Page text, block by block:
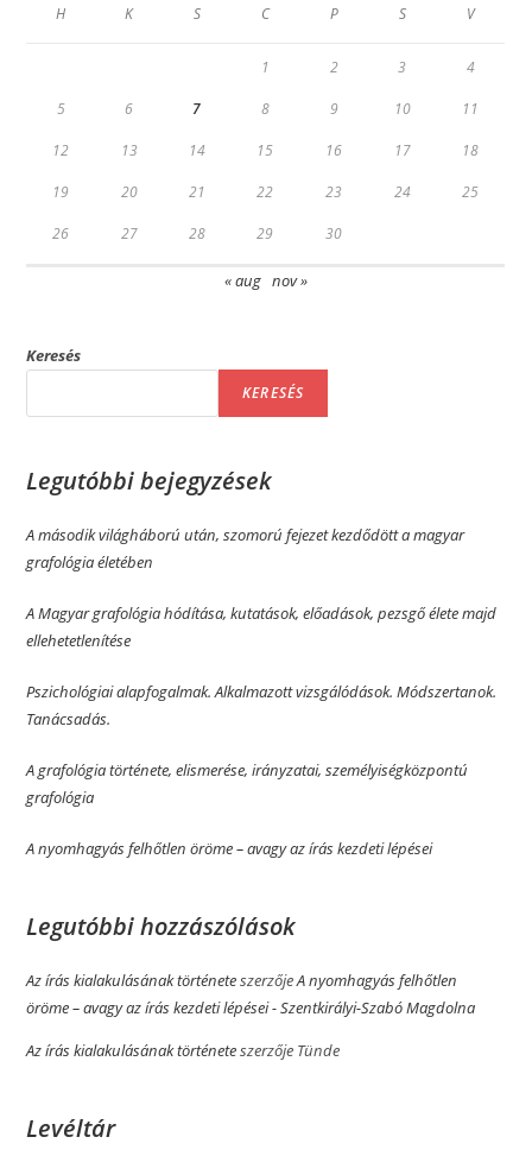
H K S C P S V
1 2 3 4
5 6 7 8 9 10 11
12 13 14 15 16 17 18
19 20 21 22 23 24 25
26 27 28 29 30
« aug nov »
Keresés
KERESÉS
Legutóbbi bejegyzések
A második világháború után, szomorú fejezet kezdődött a magyar
grafológia életében
A Magyar grafológia hódítása, kutatások, előadások, pezsgő élete majd
ellehetetlenítése
Pszichológiai alapfogalmak. Alkalmazott vizsgálódások. Módszertanok.
Tanácsadás.
A grafológia története, elismerése, irányzatai, személyiségközpontú
grafológia
A nyomhagyás felhőtlen öröme­­ – avagy az írás kezdeti lépései
Legutóbbi hozzászólások
Az írás kialakulásának történeteszerzőjeA nyomhagyás felhőtlen
öröme­­ – avagy az írás kezdeti lépései - Szentkirályi-Szabó Magdolna
Az írás kialakulásának történeteszerzője Tünde
Levéltár